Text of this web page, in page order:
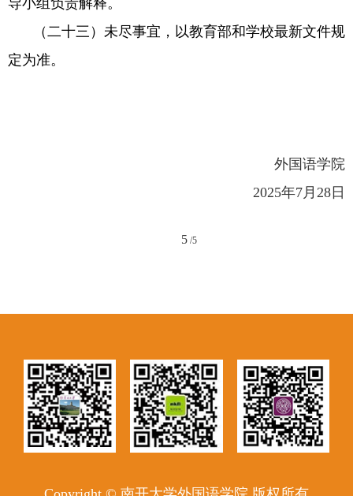
导小组负责解释。
（二十三）未尽事宜，以教育部和学校最新文件规
定为准。
外国语学院
2025年7月 28 日
5 /5